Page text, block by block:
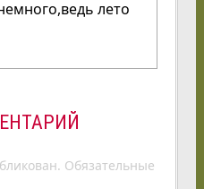
лето
Обязательные